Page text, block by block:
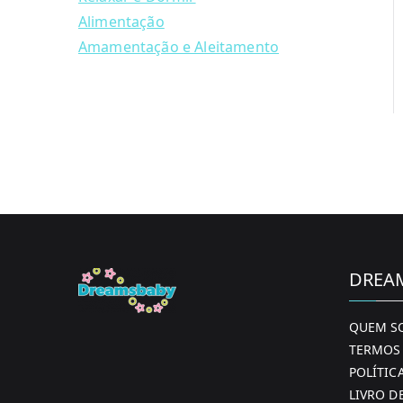
Alimentação
Amamentação e Aleitamento
QUEM
LIVRO